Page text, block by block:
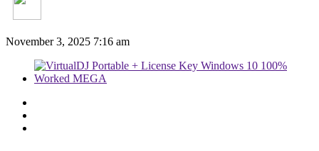
November 3, 2025 7:16 am